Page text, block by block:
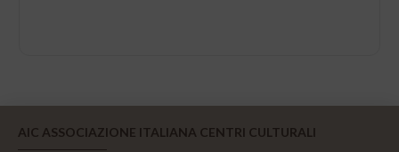
AIC ASSOCIAZIONE ITALIANA CENTRI CULTURALI